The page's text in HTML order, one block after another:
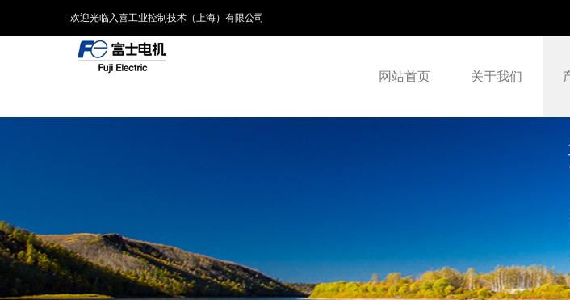
欢迎光临入喜工业控制技术（上海）有限公司
网站首页 关于我们